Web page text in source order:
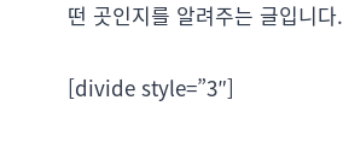
떤 곳인지를 알려주는 글입니
[divide style=”3″]